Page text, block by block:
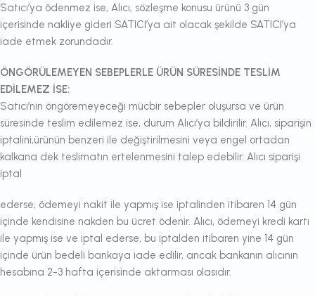
Satıcı’ya ödenmez ise, Alıcı, sözleşme konusu ürünü 3 gün
içerisinde nakliye gideri SATICI’ya ait olacak şekilde SATICI’ya
iade etmek zorundadır.
ÖNGÖRÜLEMEYEN SEBEPLERLE ÜRÜN SÜRESİNDE TESLİM
EDİLEMEZ İSE:
Satıcı’nın öngöremeyeceği mücbir sebepler oluşursa ve ürün
süresinde teslim edilemez ise, durum Alıcı’ya bildirilir. Alıcı, siparişin
iptalini,ürünün benzeri ile değiştirilmesini veya engel ortadan
kalkana dek teslimatın ertelenmesini talep edebilir. Alıcı siparişi
iptal
ederse; ödemeyi nakit ile yapmış ise iptalinden itibaren 14 gün
içinde kendisine nakden bu ücret ödenir. Alıcı, ödemeyi kredi kartı
ile yapmış ise ve iptal ederse, bu iptalden itibaren yine 14 gün
içinde ürün bedeli bankaya iade edilir, ancak bankanın alıcının
hesabına 2-3 hafta içerisinde aktarması olasıdır.